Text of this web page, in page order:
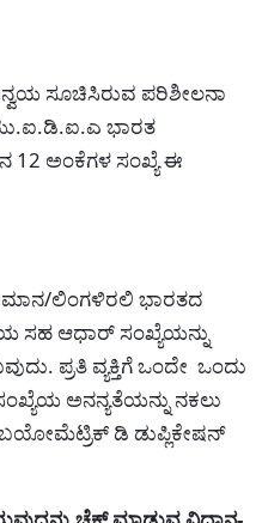
ಸೂಚಿಸಿರುವ ಪರಿಶೀಲನಾ
ಭಾರತ
12 ಅಂಕೆಗಳ ಸಂಖ್ಯೆ ಈ
ಲಿಂಗಳಿರಲಿ ಭಾರತದ
ಸಹ ಆಧಾರ್ ಸಂಖ್ಯೆಯನ್ನು
ಪ್ರತಿ ವ್ಯಕ್ತಿಗೆ ಒಂದೇ ಒಂದು
ಸಂಖ್ಯೆಯ ಅನನ್ಯತೆಯನ್ನು ನಕಲು
ಡಿ ಡುಪ್ಲಿಕೇಷನ್